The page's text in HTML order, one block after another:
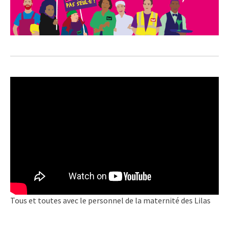
Tous et toutes avec le personnel de la maternité des Lilas